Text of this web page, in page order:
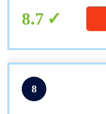
Amazon – 2020]
8.7
8